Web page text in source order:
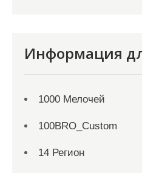
Информация
1000 Мелочей
100BRO_Custom
14 Регион